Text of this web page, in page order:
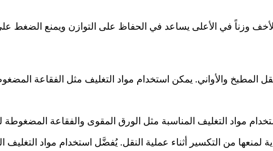
وزناً في الأعلى يساعد في الحفاظ على التوازن ويمنع الضغط
نقل المطبخ والأواني. يمكن استخدام مواد التغليف مثل الفقاعة
مواد التغليف المناسبة مثل الورق المقوى والفقاعة المضغوطة
لمنعها من التكسير أثناء عملية النقل. يُفضَّل استخدام مواد